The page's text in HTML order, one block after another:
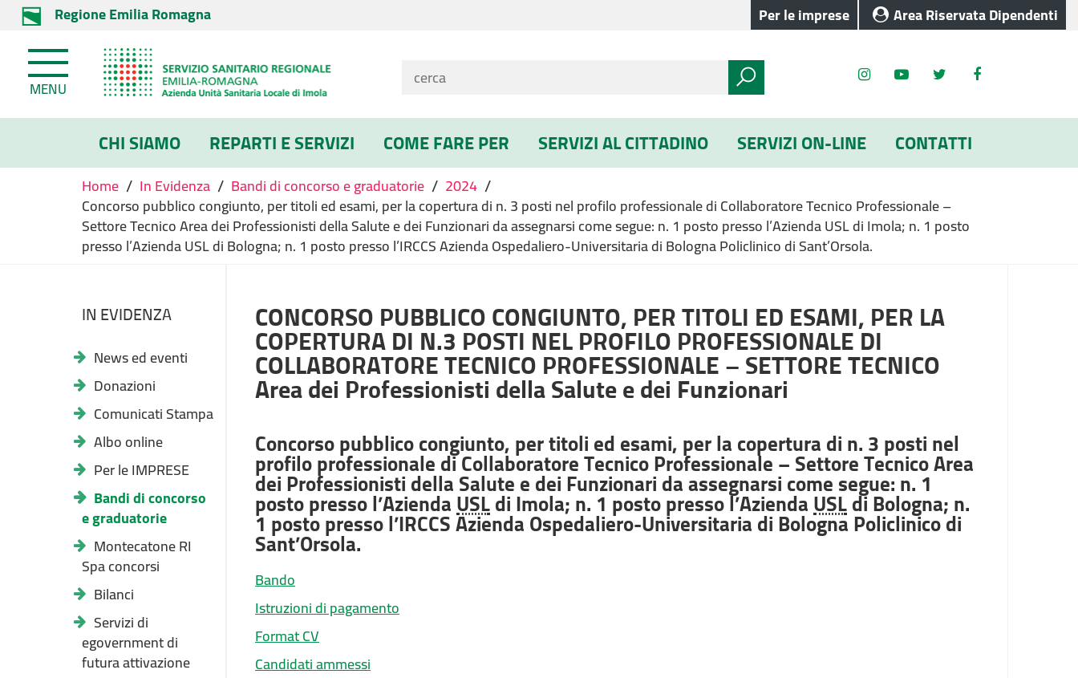
Regione Emilia Romagna Per le imprese Area Riservata Dipendenti
MENU
CHI SIAMO REPARTI E SERVIZI COME FARE PER SERVIZI AL CITTADINO SERVIZI ON-LINE CONTATTI
Home / In Evidenza / Bandi di concorso e graduatorie / 2024 /
Concorso pubblico congiunto, per titoli ed esami, per la copertura di n. 3 posti nel profilo professionale di Collaboratore Tecnico Professionale –
Settore Tecnico Area dei Professionisti della Salute e dei Funzionari da assegnarsi come segue: n. 1 posto presso l’Azienda USL di Imola; n. 1 posto
presso l’Azienda USL di Bologna; n. 1 posto presso l’IRCCS Azienda Ospedaliero-Universitaria di Bologna Policlinico di Sant’Orsola.
IN EVIDENZA
News ed eventi
Donazioni
Comunicati Stampa
Albo online
Per le IMPRESE
Bandi di concorso
e graduatorie
Montecatone RI
Spa concorsi
Bilanci
Servizi di
egovernment di
futura attivazione
CONCORSO PUBBLICO CONGIUNTO, PER TITOLI ED ESAMI, PER LA
COPERTURA DI N.3 POSTI NEL PROFILO PROFESSIONALE DI
COLLABORATORE TECNICO PROFESSIONALE – SETTORE TECNICO
Area dei Professionisti della Salute e dei Funzionari
Concorso pubblico congiunto, per titoli ed esami, per la copertura di n. 3 posti nel
profilo professionale di Collaboratore Tecnico Professionale – Settore Tecnico Area
dei Professionisti della Salute e dei Funzionari da assegnarsi come segue: n. 1
posto presso l’AziendaUSLdi Imola; n. 1 posto presso l’AziendaUSLdi Bologna; n.
1 posto presso l’IRCCS Azienda Ospedaliero-Universitaria di Bologna Policlinico di
Sant’Orsola.
Bando
Istruzioni di pagamento
Format CV
Candidati ammessi